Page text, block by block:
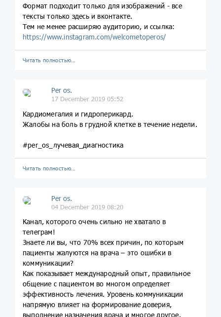
Формат подходит только для изображений - все
тексты только здесь и вконтакте.
Тем не менее расширяю аудиторию, и ссылка:
https://www.instagram.com/welcometoperos/
Читать полностью…
Per os.
17 December 2019 05:52
Кардиомегалия и гидроперикард.
Жалобы на боль в грудной клетке в течение недели.
#per_os_лучевая_диагностика
Читать полностью…
Per os.
04 December 2019 08:20
Канал, которого очень сильно не хватало в
телеграм!
Знаете ли вы, что 70% всех причин, по которым
пациенты жалуются на врача – это ошибки в
коммуникации?
Как показывает международный опыт, правильное
общение с пациентом во многом определяет
эффективность лечения. Уровень коммуникации
напрямую влияет на формирование доверия,
выполнение назначения врача и многое другое.